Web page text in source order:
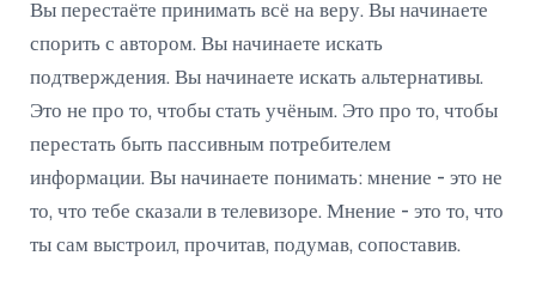
Вы перестаёте принимать всё на веру. Вы начинаете
спорить с автором. Вы начинаете искать
подтверждения. Вы начинаете искать альтернативы.
Это не про то, чтобы стать учёным. Это про то, чтобы
перестать быть пассивным потребителем
информации. Вы начинаете понимать: мнение - это не
то, что тебе сказали в телевизоре. Мнение - это то, что
ты сам выстроил, прочитав, подумав, сопоставив.